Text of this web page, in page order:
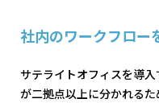
社内のワークフロー
サテライトオフィスを導
が二拠点以上に分かれる